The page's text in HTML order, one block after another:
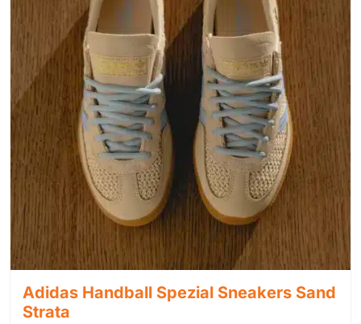
Adidas Handball Spezial Sneakers Sand
Strata